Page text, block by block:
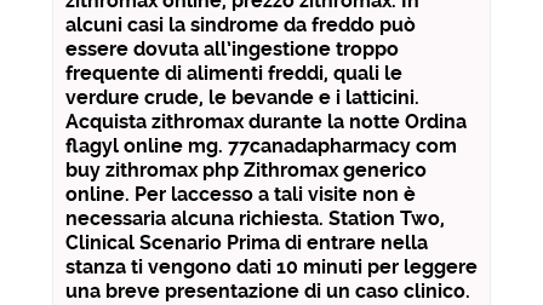
alcuni casi la sindrome da freddo può
essere dovuta all’ingestione troppo
frequente di alimenti freddi, quali le
verdure crude, le bevande e i latticini.
Acquista zithromax durante la notte Ordina
flagyl online mg. 77canadapharmacy com
buy zithromax php Zithromax generico
online. Per laccesso a tali visite non è
necessaria alcuna richiesta. Station Two,
Clinical Scenario Prima di entrare nella
stanza ti vengono dati 10 minuti per leggere
una breve presentazione di un caso clinico.